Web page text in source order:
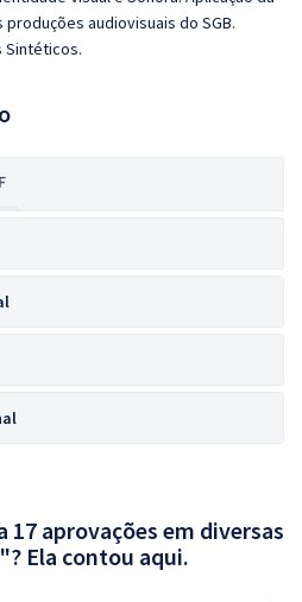
audiovisuais do SGB.
Sintéticos.
17 aprovações em diversas
Ela contou aqui.